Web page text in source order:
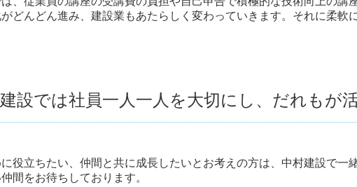
どんどん進み、建設業もあたらしく変わっていきます。それに柔軟
設では社員一人一人を大切にし、だれもが
役立ちたい、仲間と共に成長したいとお考えの方は、中村建設で一
間をお待ちしております。